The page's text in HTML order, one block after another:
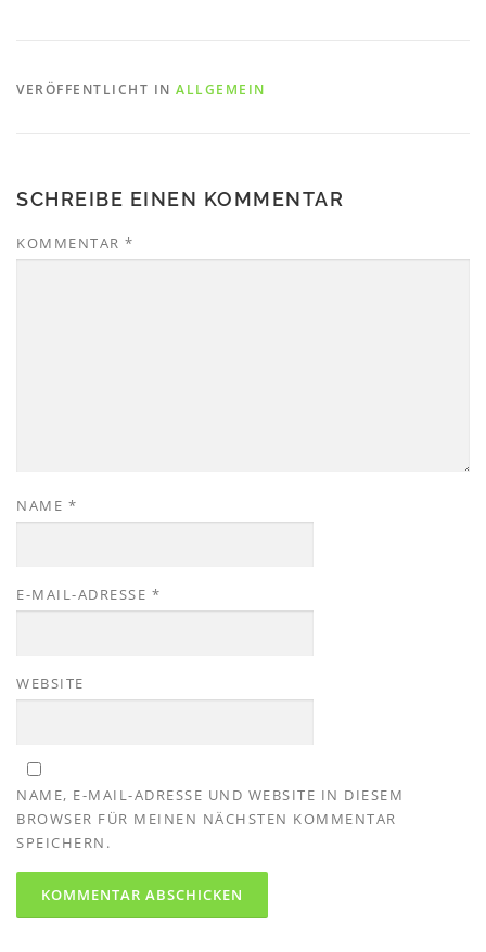
VERÖFFENTLICHT IN ALLGEMEIN
SCHREIBE EINEN KOMMENTAR
KOMMENTAR *
NAME *
E-MAIL-ADRESSE *
WEBSITE
NAME, E-MAIL-ADRESSE UND WEBSITE IN DIESEM
BROWSER FÜR MEINEN NÄCHSTEN KOMMENTAR
SPEICHERN.